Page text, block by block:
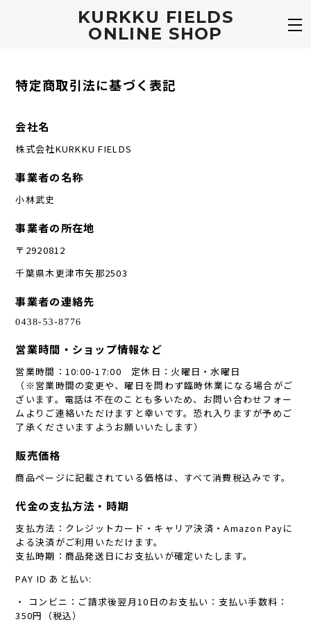
KURKKU FIELDS
ONLINE SHOP
特定商取引法に基づく表記
会社名
株式会社KURKKU FIELDS
事業者の名称
小林武史
事業者の所在地
〒2920812
千葉県木更津市矢那2503
事業者の連絡先
営業時間・ショップ情報など
営業時間：10:00-17:00 定休日：火曜日・水曜日
（※営業時間の変更や、曜日を問わず臨時休業になる場合がご
ざいます。電話は不在のことも多いため、お問い合わせフォー
ムよりご連絡いただけますと幸いです。恐れ入りますが予めご
了承くださいますようお願いいたします）
販売価格
商品ページに記載されている価格は、すべて消費税込みです。
代金の支払方法・時期
支払方法：クレジットカード・キャリア決済・Amazon Payに
よる決済がご利用いただけます。
支払時期：商品発送日にお支払いが確定いたします。
PAY ID あと払い:
・ コンビニ：ご請求後翌月10日のお支払い：支払い手数料：
350円（税込）